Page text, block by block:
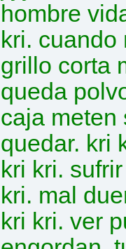
hombre
kri. cuando
grillo corta
queda
caja meten
quedar. kri
kri kri.
kri. mal
kri kri. ver